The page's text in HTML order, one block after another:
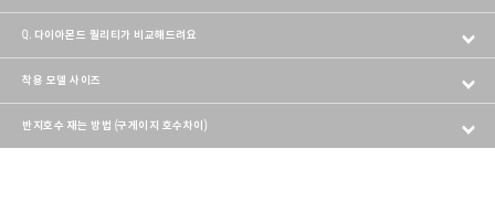
Q. 다이아몬드 퀄리티가 비교해드려요
착용 모델 사이즈
반지호수 재는 방법 (구게이지 호수차이)